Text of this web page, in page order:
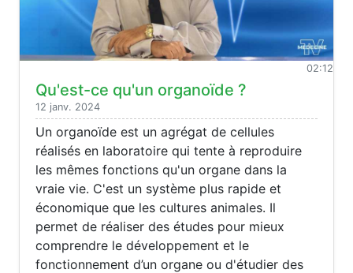
02:12
Qu'est-ce qu'un organoïde ?
12 janv. 2024
Un organoïde est un agrégat de cellules
réalisés en laboratoire qui tente à reproduire
les mêmes fonctions qu'un organe dans la
vraie vie. C'est un système plus rapide et
économique que les cultures animales. Il
permet de réaliser des études pour mieux
comprendre le développement et le
fonctionnement d’un organe ou d'étudier des